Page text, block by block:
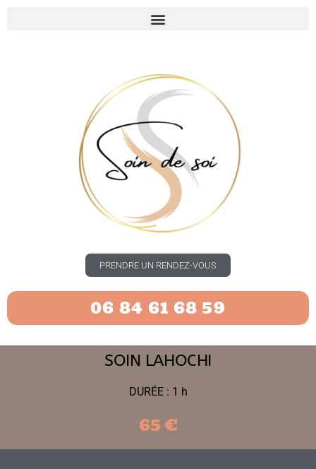
PRENDRE UN RENDEZ-VOUS
06 84 61 68 59
SOIN LAHOCHI
DURÉE : 1 h
65 €